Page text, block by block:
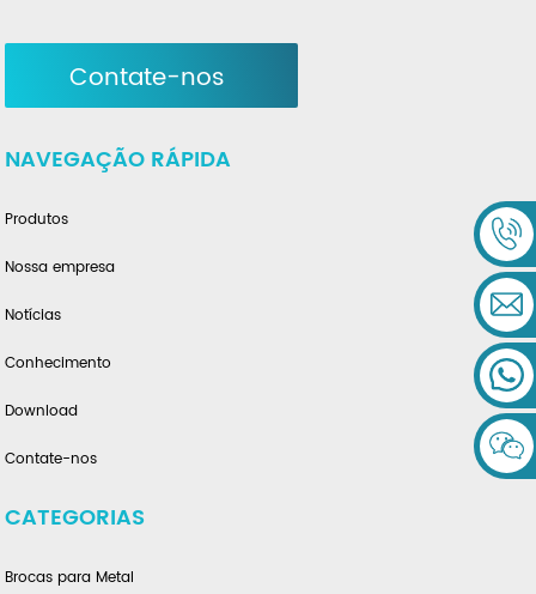
Contate-nos
NAVEGAÇÃO RÁPIDA
Produtos
Nossa empresa
Notícias
Conhecimento
Download
Contate-nos
CATEGORIAS
Brocas para Metal